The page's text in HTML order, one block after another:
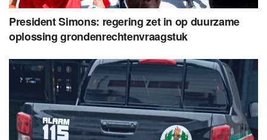
President Simons: regering zet in op duurzame
oplossing grondenrechtenvraagstuk